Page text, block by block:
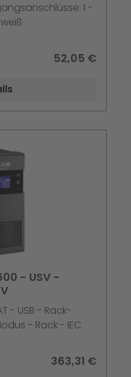
1 -
52,05 €
- USV -
- USB - Rack-
- Rack - IEC
363,31 €